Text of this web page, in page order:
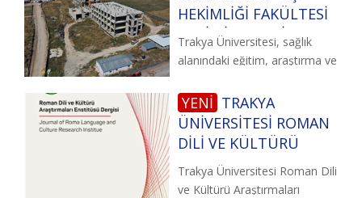
HEKİMLİĞİ FAKÜLTESİ
YENİ HİZMET BİNASI
İNŞA SÜRECİ
AÇIKLAMASI
Trakya Üniversitesi, sağlık
alanındaki eğitim, araştırma ve
güçlendirmeye
YENİ TRAKYA
ÜNİVERSİTESİ ROMAN
DİLİ VE KÜLTÜRÜ
ARAŞTIRMALARI
ENSTİTÜSÜ DERGİSİ
Trakya Üniversitesi Roman Dili
ve Kültürü Araştırmaları